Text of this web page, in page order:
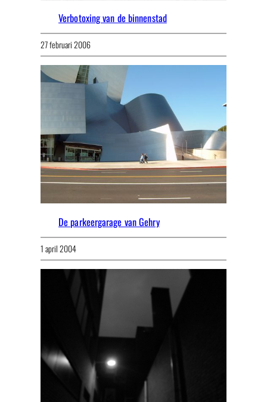
Verbotoxing van de binnenstad
27 februari 2006
De parkeergarage van Gehry
1 april 2004